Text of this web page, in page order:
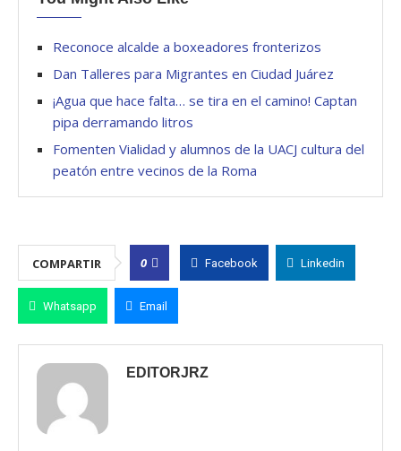
Reconoce alcalde a boxeadores fronterizos
Dan Talleres para Migrantes en Ciudad Juárez
¡Agua que hace falta… se tira en el camino! Captan
pipa derramando litros
Fomenten Vialidad y alumnos de la UACJ cultura del
peatón entre vecinos de la Roma
COMPARTIR 0 Facebook Linkedin
Whatsapp Email
EDITORJRZ